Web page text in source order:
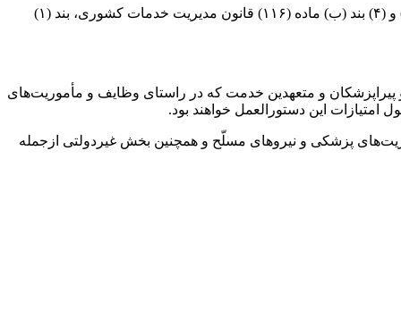
به گزارش همشهری آنلاین به نقل از ایسنا، شورای توسعه مدیریت و سرمایه انسانی در جلسه ۲۰ آذرماه سال جاری، به استناد ردیف‌های (۳) و (۴) بند (ب) ماده (۱۱۶) قانون مدیریت خدمات کشوری، بند (۱)
پیراپزشکان و متعهدین خدمت که در راستای وظایف و مأموریت‌های
این دستورالعمل خواهند بود.
پزشکی و نیروهای مسلّح و همچنین بخش غیردولتی ازجمله